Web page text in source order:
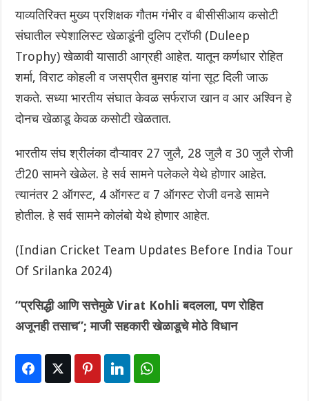
याव्यतिरिक्त मुख्य प्रशिक्षक गौतम गंभीर व बीसीसीआय कसोटी
संघातील स्पेशालिस्ट खेळाडूंनी दुलिप ट्रॉफी (Duleep
Trophy) खेळावी यासाठी आग्रही आहेत. यातून कर्णधार रोहित
शर्मा, विराट कोहली व जसप्रीत बुमराह यांना सूट दिली जाऊ
शकते. सध्या भारतीय संघात‌ केवळ सर्फराज खान व आर अश्विन हे
दोनच खेळाडू केवळ कसोटी खेळतात.
भारतीय संघ श्रीलंका दौऱ्यावर 27 जुलै, 28 जुलै व 30 जुलै रोजी
टी20 सामने खेळेल. हे सर्व सामने पलेकले येथे होणार आहेत.
त्यानंतर 2 ऑगस्ट, 4 ऑगस्ट व‌ 7 ऑगस्ट रोजी वनडे सामने
होतील.‌ हे सर्व सामने कोलंबो येथे होणार आहेत.
(Indian Cricket Team Updates Before India Tour
Of Srilanka 2024)
“प्रसिद्धी आणि सत्तेमुळे Virat Kohli बदलला, पण रोहित
अजूनही तसाच”; माजी सहकारी खेळाडूचे मोठे विधान